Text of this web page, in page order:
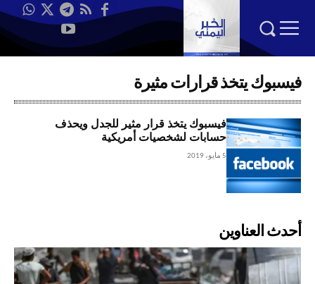
فيسبوك يتخذ قرارات مثيرة
فيسبوك يتخذ قرار مثير للجدل ويحذف
حسابات لشخصيات أمريكية
5 مايو، 2019
أحدث العناوين